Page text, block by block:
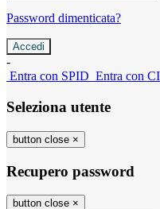
Password dimenticata?
-
Entra con SPID Entra con
Seleziona utente
button close ×
Recupero password
button close ×